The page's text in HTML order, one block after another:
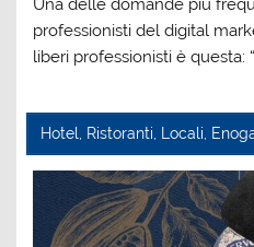
Una delle domande più
professionisti del digital
liberi professionisti è questa:
Hotel, Ristoranti, Locali,